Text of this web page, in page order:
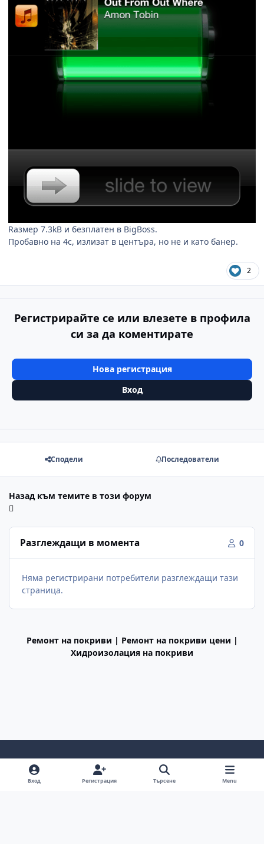
Rазмер 7.3kB и безплатен в BigBoss.
Пробавно на 4с, излизат в центъра, но не и като банер.
2
Регистрирайте се или влезете в профила
си за да коментирате
Нова регистрация
Вход
Сподели Последователи
Назад към темите в този форум
Разглеждащи в момента 0
Няма регистрирани потребители разглеждащи тази
страница.
Ремонт на покриви | Ремонт на покриви цени |
Хидроизолация на покриви
Light ModeDark ModeSystem Preference
f
Вход Регистрация Търсене Menu